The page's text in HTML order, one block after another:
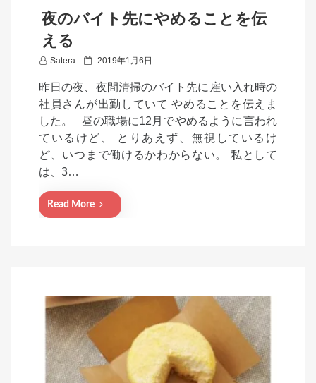
夜のバイト先にやめることを伝
える
Satera
P
t
e
d
o
2019年1月6日
昨日の夜、夜間清掃のバイト先に雇い入れ時の
社員さんが出勤していて やめることを伝えま
した。 昼の職場に12月でやめるように言われ
ているけど、 とりあえず、無視しているけ
ど、いつまで働けるかわからない。 私として
は、3…
Read More